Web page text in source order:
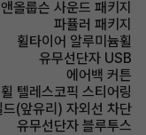
올룹슨 사운드 패키지
파퓰러 패키지
휠타이어 알루미늄휠
유무선단자 USB
에어백 커튼
텔레스코픽 스티어링
드(앞유리) 자외선 차단
유무선단자 블루투스